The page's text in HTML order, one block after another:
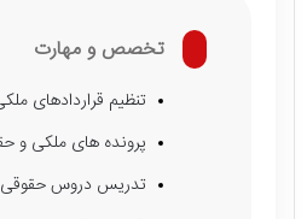
تخصص و مهارت